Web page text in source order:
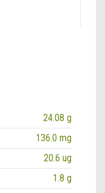
24.08 g
136.0 mg
20.6 ug
1.8 g